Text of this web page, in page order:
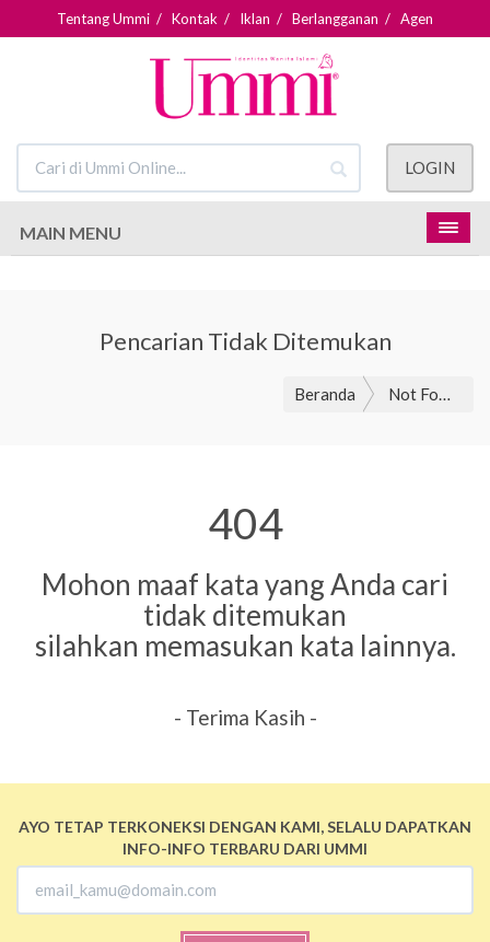
Tentang Ummi / Kontak / Iklan / Berlangganan / Agen
LOGIN
MAIN MENU
Pencarian Tidak Ditemukan
Beranda Not Found
404
Mohon maaf kata yang Anda cari
tidak ditemukan
silahkan memasukan kata lainnya.
- Terima Kasih -
AYO TETAP TERKONEKSI DENGAN KAMI, SELALU DAPATKAN
INFO-INFO TERBARU DARI UMMI